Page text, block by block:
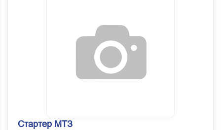
Стартер МТЗ